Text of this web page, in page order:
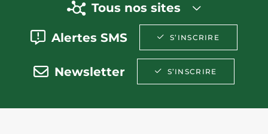
Tous nos sites
Alertes SMS S’INSCRIRE
Newsletter S’INSCRIRE